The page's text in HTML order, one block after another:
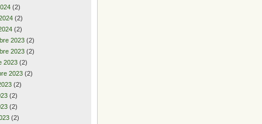
(2)
(2)
(2)
2023 (2)
2023 (2)
2023 (2)
2023 (2)
(2)
(2)
(2)
(2)